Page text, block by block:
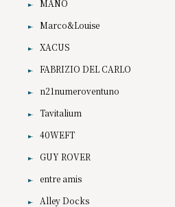
MANO
Marco&Louise
XACUS
FABRIZIO DEL CARLO
n21numeroventuno
Tavitalium
40WEFT
GUY ROVER
entre amis
Alley Docks